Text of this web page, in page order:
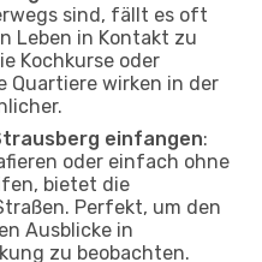
sind, fällt es oft
Leben in Kontakt zu
Kochkurse oder
Quartiere wirken in der
einfangen:
oder einfach ohne
bietet die
Perfekt, um den
Ausblicke in
zu beobachten.